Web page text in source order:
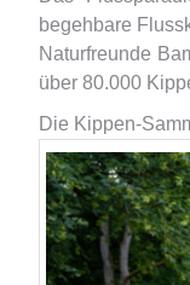
begehbare
Naturfreunde
über 80.000
Die Kippen-